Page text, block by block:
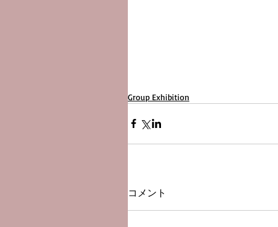
Group Exhibition
コメント